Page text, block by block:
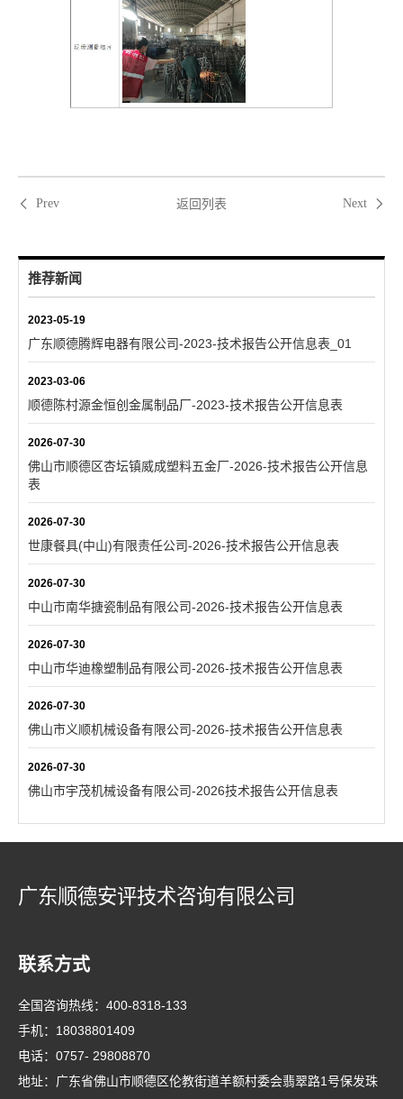
Prev 返回列表 Next
推荐新闻
2023-05-19
广东顺德腾辉电器有限公司-2023-技术报告公开信息表_01
2023-03-06
顺德陈村源金恒创金属制品厂-2023-技术报告公开信息表
2026-07-30
佛山市顺德区杏坛镇威成塑料五金厂-2026-技术报告公开信息
表
2026-07-30
世康餐具(中山)有限责任公司-2026-技术报告公开信息表
2026-07-30
中山市南华搪瓷制品有限公司-2026-技术报告公开信息表
2026-07-30
中山市华迪橡塑制品有限公司-2026-技术报告公开信息表
2026-07-30
佛山市义顺机械设备有限公司-2026-技术报告公开信息表
2026-07-30
佛山市宇茂机械设备有限公司-2026技术报告公开信息表
广东顺德安评技术咨询有限公司
联系方式
全国咨询热线： 400-8318-133
手机： 18038801409
电话： 0757- 29808870
地址：广东省佛山市顺德区伦教街道羊额村委会翡翠路1号保发珠